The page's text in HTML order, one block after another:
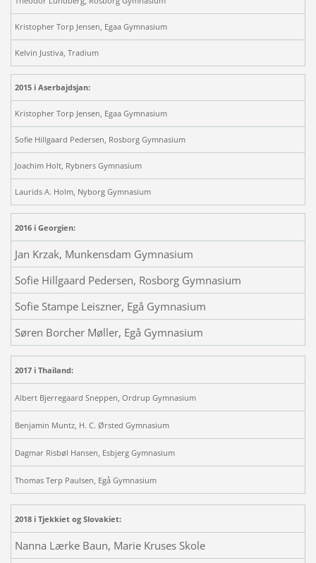
Kristopher Torp Jensen, Egaa Gymnasium
Kelvin Justiva, Tradium
2015 i Aserbajdsjan:
Kristopher Torp Jensen, Egaa Gymnasium
Sofie Hillgaard Pedersen, Rosborg Gymnasium
Joachim Holt, Rybners Gymnasium
Laurids A. Holm, Nyborg Gymnasium
2016 i Georgien:
Jan Krzak, Munkensdam Gymnasium
Sofie Hillgaard Pedersen, Rosborg Gymnasium
Sofie Stampe Leiszner, Egå Gymnasium
Søren Borcher Møller, Egå Gymnasium
2017 i Thailand:
Albert Bjerregaard Sneppen, Ordrup Gymnasium
Benjamin Muntz, H. C. Ørsted Gymnasium
Dagmar Risbøl Hansen, Esbjerg Gymnasium
Thomas Terp Paulsen, Egå Gymnasium
2018 i Tjekkiet og Slovakiet:
Nanna Lærke Baun, Marie Kruses Skole